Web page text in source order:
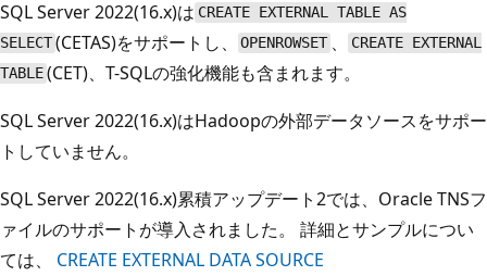
SQL Server 2022(16.x)は CREATE EXTERNAL TABLE AS
SELECT(CETAS)をサポートし、 OPENROWSET 、
CREATE EXTERNAL
TABLE(CET)、T-SQLの強化機能も含まれます。
SQL Server 2022(16.x)はHadoopの外部データソースをサポー
トしていません。
SQL Server 2022(16.x)累積アップデート2では、Oracle TNSフ
ァイルのサポートが導入されました。 詳細とサンプルについ
ては、 CREATE EXTERNAL DATA SOURCE